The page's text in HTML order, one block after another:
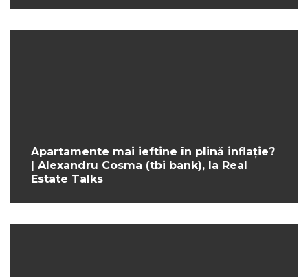
Apartamente mai ieftine în plină inflație?
| Alexandru Cosma (tbi bank), la Real
Estate Talks